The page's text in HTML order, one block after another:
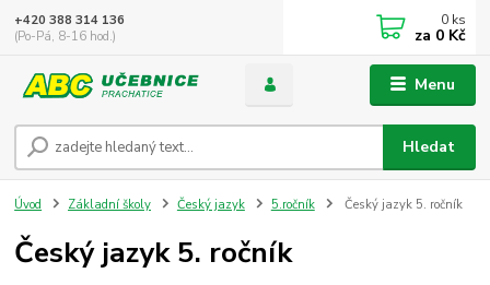
Menu
Hledat
+420 388 314 136
(Po-Pá, 8-16 hod.)
0 ks
za 0 Kč
Úvod Základní školy Český jazyk 5.ročník Český jazyk 5. ročník
Český jazyk 5. ročník